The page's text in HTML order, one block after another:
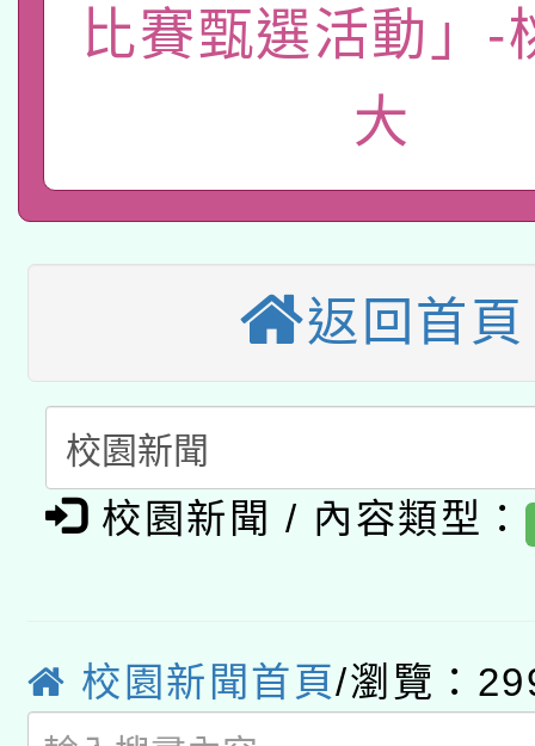
業技術研究院辦理「
用水績優單位及節水達
115年8月22日(星期六
桃園市孔廟祈福系列
2026年桃園地景藝術
本校115學年度第2次
招甄選結果公告(無人
本館辦理115年度閱讀
暨閱讀推動專業研習
科技賦能─人工智慧
礎課程
A3數位素養講師名單
「數位內容與教學軟體
pilot」
有關大陸委員會函釋公
用水績優單位及節水達
桃園市孔廟祈福系列
2026年桃園地景藝術
比賽甄選活動」-
大
返回首頁
校園新聞 / 內容類型：
校園新聞首頁/瀏覽：